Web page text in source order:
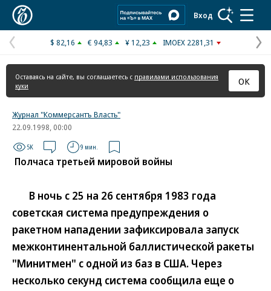
Вход
Предыдущая
страница
$ 82,16 € 94,83 ¥ 12,23 IMOEX 2281,31
Оставаясь на сайте, вы соглашаетесь с правилами использования
куки
ОК
Журнал "Коммерсантъ Власть"
22.09.1998, 00:00
5K 9 мин.
Полчаса третьей мировой войны
В ночь с 25 на 26 сентября 1983 года
советская система предупреждения о
ракетном нападении зафиксировала запуск
межконтинентальной баллистической ракеты
"Минитмен" с одной из баз в США. Через
несколько секунд система сообщила еще о